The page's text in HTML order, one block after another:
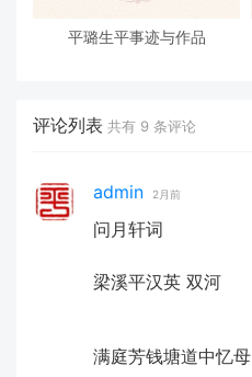
平璐生平事迹与作品
评论列表 共有 9 条评论
admin 2月前
问月轩词
梁溪ㅤ平汉英 双河ㅤ
满庭芳ㅤ钱塘道中忆母